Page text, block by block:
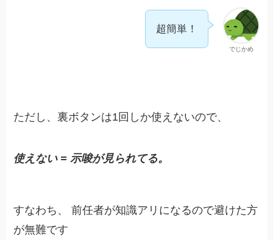
でじかめ
超簡単！
ただし、裏ボタンは1回しか使えないので、
使えない = 示唆が見られてる。
すなわち、 前任者が知識アリになるので避けた方
が無難です